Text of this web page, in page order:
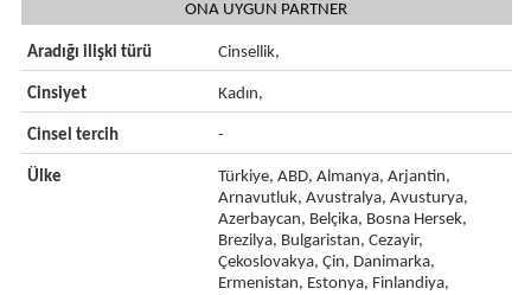
ONA UYGUN PARTNER
Aradığı ilişki türü Cinsellik,
Cinsiyet Kadın,
Cinsel tercih -
Ülke
Türkiye, ABD, Almanya, Arjantin,
Arnavutluk, Avustralya, Avusturya,
Azerbaycan, Belçika, Bosna Hersek,
Brezilya, Bulgaristan, Cezayir,
Çekoslovakya, Çin, Danimarka,
Ermenistan, Estonya, Finlandiya,